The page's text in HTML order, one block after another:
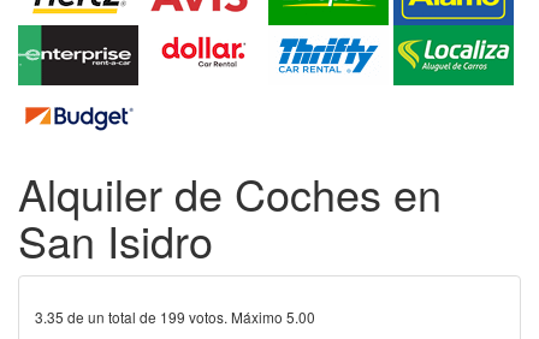
Alquiler de Coches en
San Isidro
3.35 de un total de 199 votos. Máximo 5.00